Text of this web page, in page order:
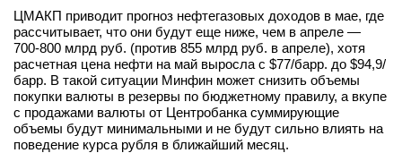
ЦМАКП приводит прогноз нефтегазовых доходов в мае, где
рассчитывает, что они будут еще ниже, чем в апреле —
700-800 млрд руб. (против 855 млрд руб. в апреле), хотя
расчетная цена нефти на май выросла с $77/барр. до $94,9/
барр. В такой ситуации Минфин может снизить объемы
покупки валюты в резервы по бюджетному правилу, а вкупе
с продажами валюты от Центробанка суммирующие
объемы будут минимальными и не будут сильно влиять на
поведение курса рубля в ближайший месяц.